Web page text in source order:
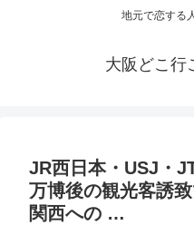
地元で恋する
大阪どこ行
JR西日本・USJ・
万博後の観光客誘
関西への …